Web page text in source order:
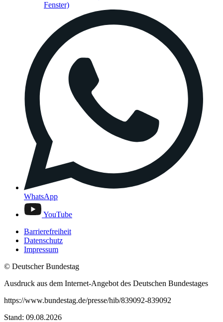
Fenster)
WhatsApp
YouTube
Barrierefreiheit
Datenschutz
Impressum
© Deutscher Bundestag
Ausdruck aus dem Internet-Angebot des Deutschen Bundestages
https://www.bundestag.de/presse/hib/839092-839092
Stand: 09.08.2026